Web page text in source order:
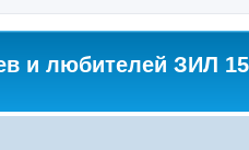
и любителей ЗИЛ